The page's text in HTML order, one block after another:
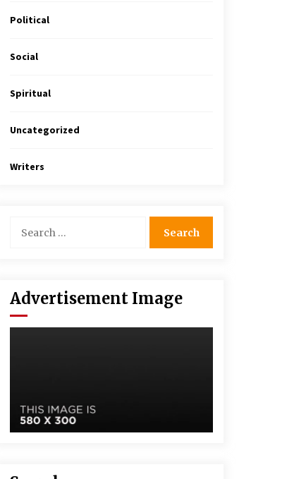
Political
Social
Spiritual
Uncategorized
Writers
Advertisement Image